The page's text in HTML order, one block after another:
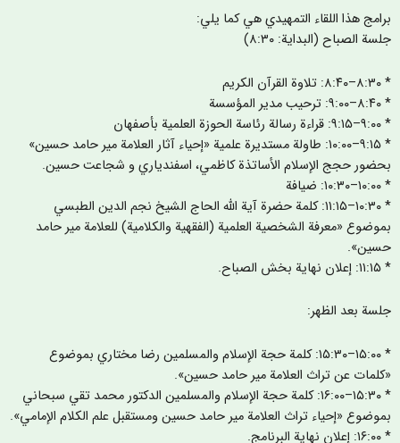
هذا اللقاء التمهيدي هي كما يلي:
الصباح (البداية: ٨:٣٠)
* ٩:١٥–١٠:٠٠: طاولة مستديرة علمية «إحياء آثار العلامة مير حامد حسين»
حجج الإسلام الأساتذة کاظمي، اسفندياري و شجاعت حسين.
* ١٠:٣٠–١١:١٥: كلمة حضرة آية الله الحاج الشيخ نجم الدين الطبسي
«معرفة الشخصية العلمية (الفقهية والكلامية) للعلامة مير حامد
بعد الظهر:
* ١٥:٠٠–١٥:٣٠: كلمة حجة الإسلام والمسلمين رضا مختاري بموضوع
عن تراث العلامة مير حامد حسين».
* ١٥:٣٠–١٦:٠٠: كلمة حجة الإسلام والمسلمين الدكتور محمد تقي سبحاني
«إحياء تراث العلامة مير حامد حسين ومستقبل علم الكلام الإمامي».